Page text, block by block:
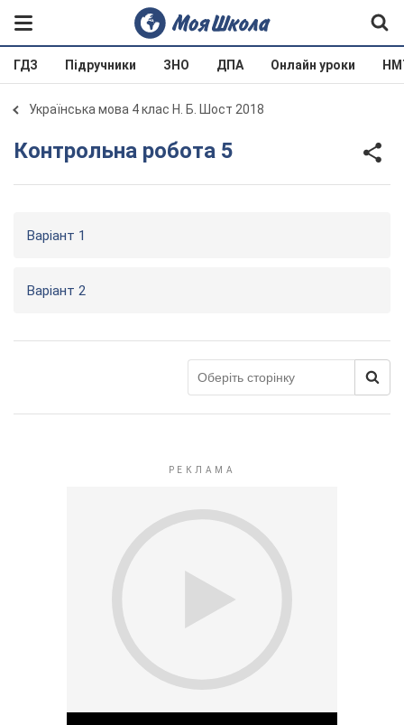
ГДЗ Підручники ЗНО ДПА Онлайн уроки
Українська мова 4 клас Н. Б. Шост 2018
Контрольна робота 5
Варіант 1
Варіант 2